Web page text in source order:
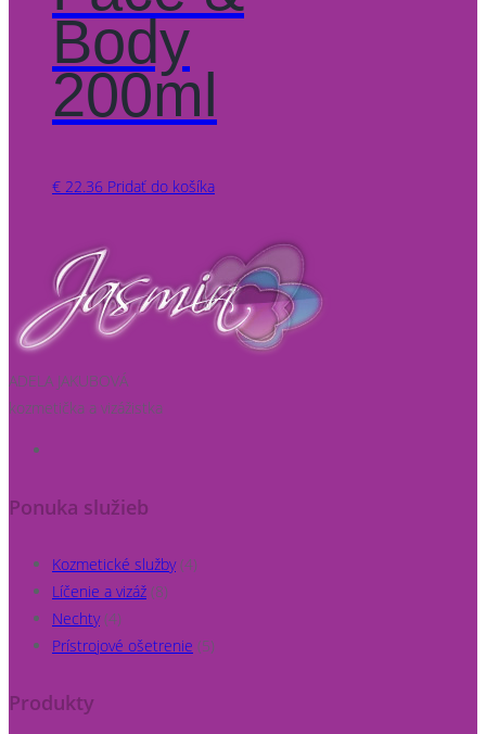
Body
200ml
€ 22.36 Pridať do košíka
ADELA JAKUBOVÁ
kozmetička a vizážistka
Ponuka služieb
Kozmetické služby(4)
Líčenie a vizáž (8)
Nechty(4)
Prístrojové ošetrenie (5)
Produkty